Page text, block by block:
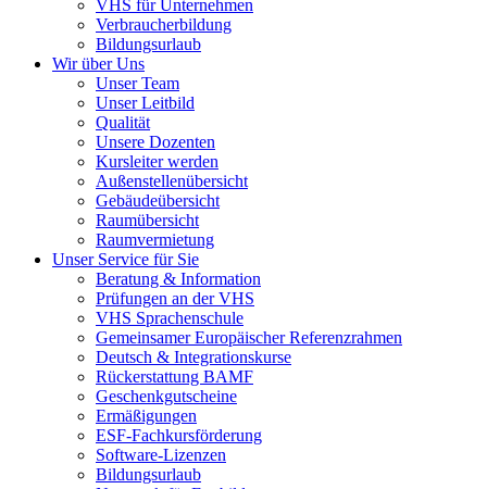
VHS für Unternehmen
Verbraucherbildung
Bildungsurlaub
Wir über Uns
Unser Team
Unser Leitbild
Qualität
Unsere Dozenten
Kursleiter werden
Außenstellenübersicht
Gebäudeübersicht
Raumübersicht
Raumvermietung
Unser Service für Sie
Beratung & Information
Prüfungen an der VHS
VHS Sprachenschule
Gemeinsamer Europäischer Referenzrahmen
Deutsch & Integrationskurse
Rückerstattung BAMF
Geschenkgutscheine
Ermäßigungen
ESF-Fachkursförderung
Software-Lizenzen
Bildungsurlaub